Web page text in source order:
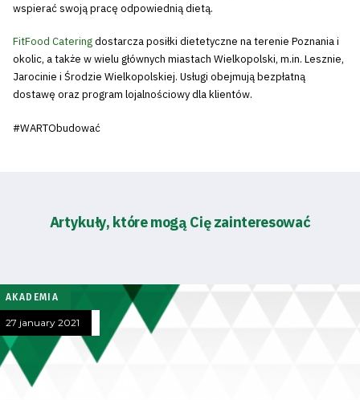
wspierać swoją pracę odpowiednią dietą.
FitFood Cateringdostarcza posiłki dietetyczne na terenie Poznania i
okolic, a także w wielu głównych miastach Wielkopolski, m.in. Lesznie,
Jarocinie i Środzie Wielkopolskiej. Usługi obejmują bezpłatną
dostawę oraz program lojalnościowy dla klientów.
#WARTObudować
Artykuły, które mogą Cię zainteresować
AKADEMIA
27 january 2021